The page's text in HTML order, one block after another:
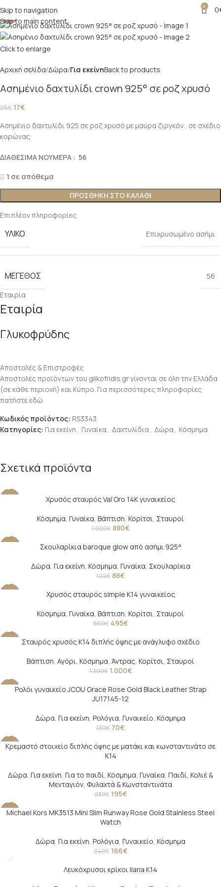
Skip to navigation
Skip to main content
0 0
-32%
Click to enlarge
Αρχική σελίδα Δώρα Για εκείνηBack to products
Ασημένιο δαχτυλίδι crown 925° σε ροζ χρυσό
25€ 17€
Ασημένιο δαχτυλίδι 925 σε ροζ χρυσό με μαύρα ζιργκόν , σε σχέδιο
κορώνας
ΔΙΑΘΕΣΙΜΑ ΝΟΥΜΕΡΑ : 56
1 σε απόθεμα
ΠΡΟΣΘΉΚΗ ΣΤΟ ΚΑΛΆΘΙ
Επιπλέον πληροφορίες
ΥΛΙΚΌ Επιχρυσωμένο ασήμι
ΜΈΓΕΘΟΣ
56
Εταιρία
Εταιρία
Γλυκοφρύδης
Αποστολές & Επιστροφές
Αποστολές προϊόντων του glikofridis.gr γίνονται σε όλη την Ελλάδα
(σε κάθε περιοχή) και Κύπρο. Για περισσότερες πληροφορίες
πατήστε εδώ
Κωδικός προϊόντος: RS3343
Κατηγορίες: Για εκείνη Γυναίκα Δαχτυλίδια Δώρα Κόσμημα
Σχετικά προϊόντα
Χρυσός σταυρός Val’Oro 14Κ γυναικείος
Κόσμημα Γυναίκα Βάπτιση Κορίτσι Σταυροί
1.020€ 880€
Σκουλαρίκια baroque glow από ασήμι 925°
Δώρα Για εκείνη Κόσμημα Γυναίκα Σκουλαρίκια
122€ 88€
Χρυσός σταυρός simple Κ14 γυναικείος
Κόσμημα Γυναίκα Βάπτιση Κορίτσι Σταυροί
550€ 495€
Σταυρός χρυσός Κ14 διπλής όψης με ανάγλυφο σχέδιο
Βάπτιση Αγόρι Κόσμημα Άντρας Κορίτσι Σταυροί
1.300€ 1.000€
-50%Ρολόι γυναικείο JCOU Grace Rose Gold Black Leather Strap
JU17145-12
Δώρα Για εκείνη Ρολόγια Γυναικείο Κόσμημα
139€ 70€
-15%
Κρεμαστό στοιχείο διπλής όψης με ματάκι και κωνσταντινάτο σε
Κ14
Δώρα Για εκείνη Για το παιδί Κόσμημα Γυναίκα Παιδί Κολιέ &
Μενταγιόν Φυλαχτά & Κωνσταντινάτα
230€ 195€
-31%
Michael Kors MK3513 Mini Slim Runway Rose Gold Stainless Steel
Watch
Δώρα Για εκείνη Ρολόγια Γυναικείο Κόσμημα
240€ 166€
Λευκόχρυσοι κρίκοι Ilaria Κ14